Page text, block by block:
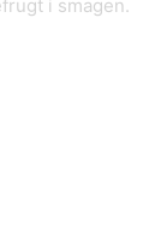
i smagen.